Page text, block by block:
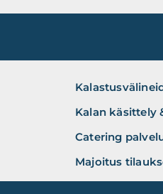
Kalan käsittely
Catering
Majoitus